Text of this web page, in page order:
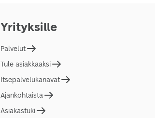
Yrityksille
Palvelut
Tule asiakkaaksi
Itsepalvelukanavat
Ajankohtaista
Asiakastuki